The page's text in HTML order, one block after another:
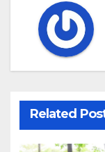
Related